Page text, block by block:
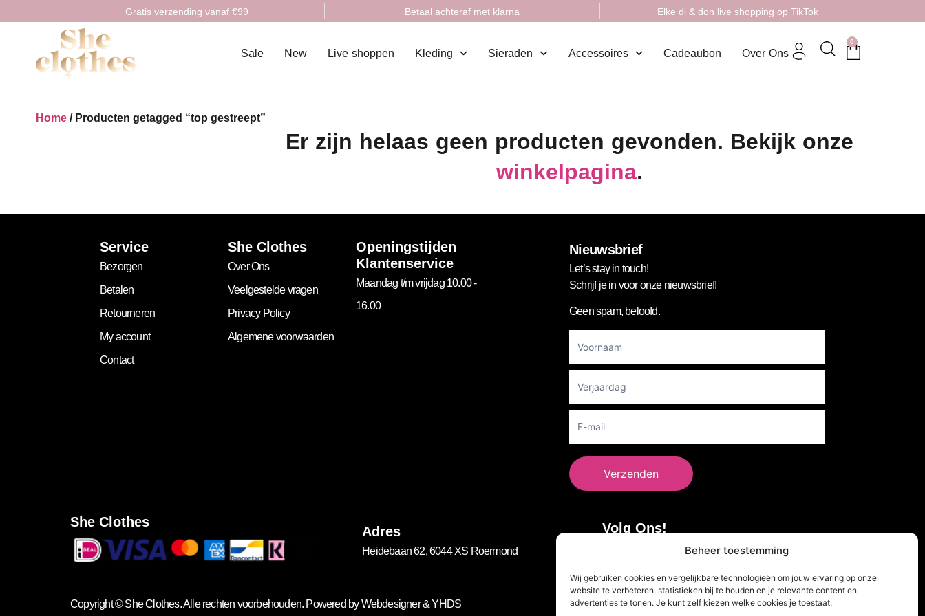
Beheer toestemming
Wij gebruiken cookies en vergelijkbare technologieën om jouw ervaring op onze
website te verbeteren, statistieken bij te houden en je relevante content en
advertenties te tonen. Je kunt zelf kiezen welke cookies je toestaat.
Gratis verzending vanaf €99 Betaal achteraf met klarna Elke di & don live shopping op TikTok
Sale New Live shoppen Kleding Sieraden Accessoires Cadeaubon Over Ons
0
Home / Producten getagged “top gestreept”
Er zijn helaas geen producten gevonden. Bekijk onze
winkelpagina.
Service
Bezorgen
Betalen
Retourneren
My account
Contact
She Clothes
Over Ons
Veelgestelde vragen
Privacy Policy
Algemene voorwaarden
Openingstijden
Klantenservice
Maandag t/m vrijdag 10.00 -
16.00
Nieuwsbrief
Let’s stay in touch!
Schrijf je in voor onze nieuwsbrief!
Geen spam, beloofd.
Newsletter
Verzenden
She Clothes
Adres
Heidebaan 62, 6044 XS Roermond
Volg Ons!
Copyright ©She Clothes. Alle rechten voorbehouden. Powered byWebdesigner&YHDS